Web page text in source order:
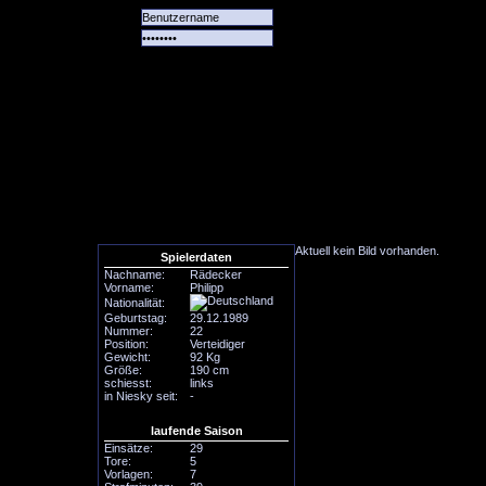
Spielerdaten
Nachname:
Rädecker
Vorname:
Philipp
Nationalität:
Geburtstag:
29.12.1989
Nummer:
22
Position:
Verteidiger
Gewicht:
92 Kg
Größe:
190 cm
schiesst:
links
in Niesky seit:
-
laufende Saison
Einsätze:
29
Tore:
5
Vorlagen:
7
Aktuell kein Bild vorhanden.